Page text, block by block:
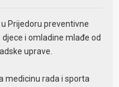
Prijedoru preventivne
i omladine mlađe od
uprave.
medicinu rada i sporta